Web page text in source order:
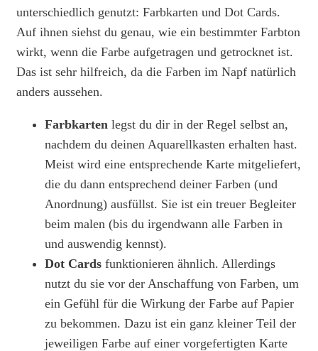
unterschiedlich genutzt: Farbkarten und Dot Cards.
Auf ihnen siehst du genau, wie ein bestimmter Farbton
wirkt, wenn die Farbe aufgetragen und getrocknet ist.
Das ist sehr hilfreich, da die Farben im Napf natürlich
anders aussehen.
Farbkarten legst du dir in der Regel selbst an,
nachdem du deinen Aquarellkasten erhalten hast.
Meist wird eine entsprechende Karte mitgeliefert,
die du dann entsprechend deiner Farben (und
Anordnung) ausfüllst. Sie ist ein treuer Begleiter
beim malen (bis du irgendwann alle Farben in
und auswendig kennst).
Dot Cards funktionieren ähnlich. Allerdings
nutzt du sie vor der Anschaffung von Farben, um
ein Gefühl für die Wirkung der Farbe auf Papier
zu bekommen. Dazu ist ein ganz kleiner Teil der
jeweiligen Farbe auf einer vorgefertigten Karte